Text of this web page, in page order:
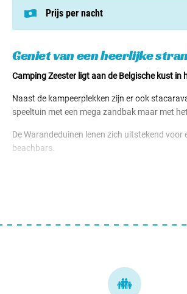
Geniet van een heerlijke
Camping Zeester ligt aan de Belgische kust
Naast de kampeerplekken zijn er ook
speeltuin met een mega zandbak maar met
De Warandeduinen lenen zich uitstekend
beachbars.
Prijs per nacht
Staanplaatsen v.a. € 11,50